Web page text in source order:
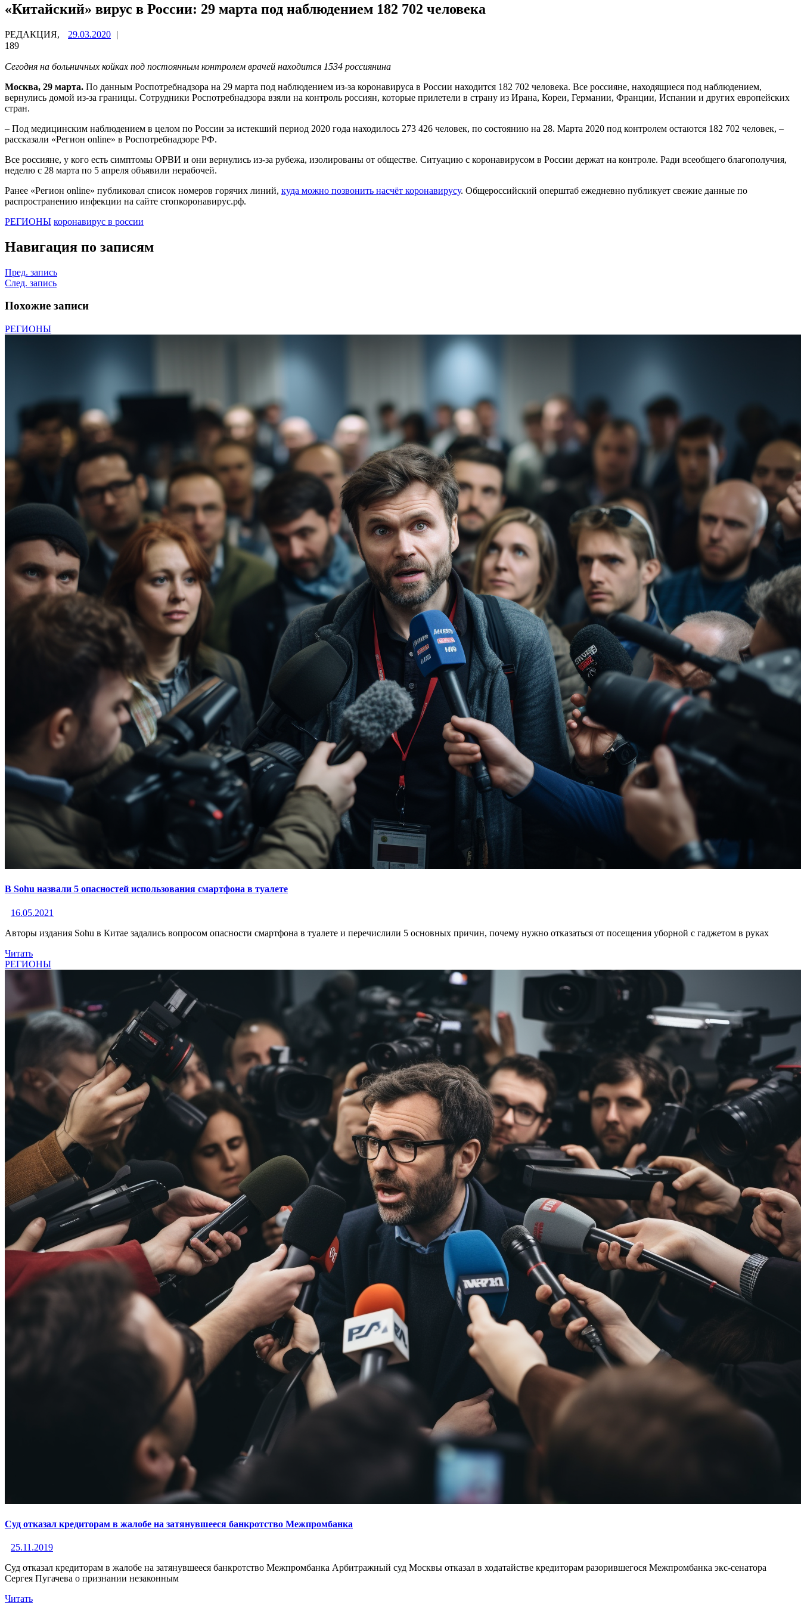
«Китайский» вирус в России: 29 марта под наблюдением 182 702 человека
РЕДАКЦИЯ, 29.03.2020 |
189
Сегодня на больничных койках под постоянным контролем врачей находится 1534 россиянина
Москва, 29 марта. По данным Роспотребнадзора на 29 марта под наблюдением из-за коронавируса в России находится 182 702 человека. Все россияне, находящиеся под наблюдением,
вернулись домой из-за границы. Сотрудники Роспотребнадзора взяли на контроль россиян, которые прилетели в страну из Ирана, Кореи, Германии, Франции, Испании и других европейских
стран.
– Под медицинским наблюдением в целом по России за истекший период 2020 года находилось 273 426 человек, по состоянию на 28. Марта 2020 под контролем остаются 182 702 человек, –
рассказали «Регион online» в Роспотребнадзоре РФ.
Все россияне, у кого есть симптомы ОРВИ и они вернулись из-за рубежа, изолированы от обществе. Ситуацию с коронавирусом в России держат на контроле. Ради всеобщего благополучия,
неделю с 28 марта по 5 апреля объявили нерабочей.
Ранее «Регион online» публиковал список номеров горячих линий, куда можно позвонить насчёт коронавирусу. Общероссийский оперштаб ежедневно публикует свежие данные по
распространению инфекции на сайте стопкоронавирус.рф.
РЕГИОНЫ коронавирус в россии
Навигация по записям
Пред. запись
След. запись
Похожие записи
РЕГИОНЫ
В Sohu назвали 5 опасностей использования смартфона в туалете
16.05.2021
Авторы издания Sohu в Китае задались вопросом опасности смартфона в туалете и перечислили 5 основных причин, почему нужно отказаться от посещения уборной с гаджетом в руках
Читать
РЕГИОНЫ
Суд отказал кредиторам в жалобе на затянувшееся банкротство Межпромбанка
25.11.2019
Суд отказал кредиторам в жалобе на затянувшееся банкротство Межпромбанка Арбитражный суд Москвы отказал в ходатайстве кредиторам разорившегося Межпромбанка экс-сенатора
Сергея Пугачева о признании незаконным
Читать